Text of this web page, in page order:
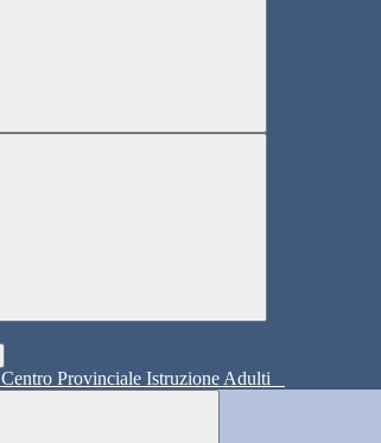
Centro Provinciale Istruzione Adulti